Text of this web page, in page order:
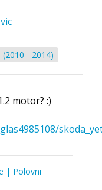
(2010 - 2014)
motor? :)
| Polovni